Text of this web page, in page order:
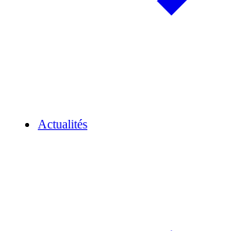
Actualités